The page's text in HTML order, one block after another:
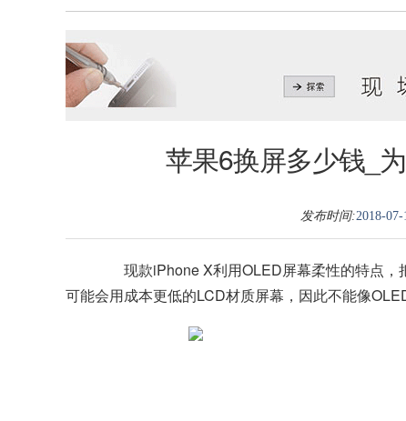
苹果6换屏多少钱_
发布时间:2018-
现款iPhone X利用OLED屏幕柔性的特点，
可能会用成本更低的LCD材质屏幕，因此不能像